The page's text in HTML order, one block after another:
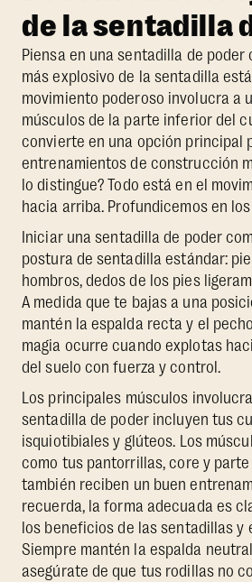
de la sentadilla
Piensa en una sentadilla de poder
más explosivo de la sentadilla
movimiento poderoso involucra a
músculos de la parte inferior del
convierte en una opción principal
entrenamientos de construcción
lo distingue? Todo está en el
hacia arriba. Profundicemos en
Iniciar una sentadilla de poder
postura de sentadilla estándar:
hombros, dedos de los pies
A medida que te bajas a una
mantén la espalda recta y el
magia ocurre cuando explotas
del suelo con fuerza y control.
Los principales músculos
sentadilla de poder incluyen tus
isquiotibiales y glúteos. Los
como tus pantorrillas, core y
también reciben un buen
recuerda, la forma adecuada es
los beneficios de las sentadillas y
Siempre mantén la espalda
asegúrate de que tus rodillas no